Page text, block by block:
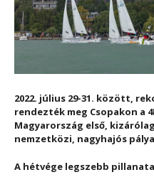
2022. július 29-31. között,
rendezték meg Csopakon a
Magyarország első,
nemzetközi, nagyhajós
A hétvége legszebb